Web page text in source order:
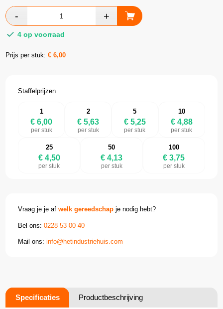
4 op voorraad
Prijs per stuk:€6,00
Staffelprijzen
1
€ 6,00
per stuk
2
€ 5,63
per stuk
5
€ 5,25
per stuk
10
€ 4,88
per stuk
25
€ 4,50
per stuk
50
€ 4,13
per stuk
100
€ 3,75
per stuk
Vraag je je afwelk gereedschap je nodig hebt?
Bel ons:0228 53 00 40
Mail ons:info@hetindustriehuis.com
Specificaties Productbeschrijving